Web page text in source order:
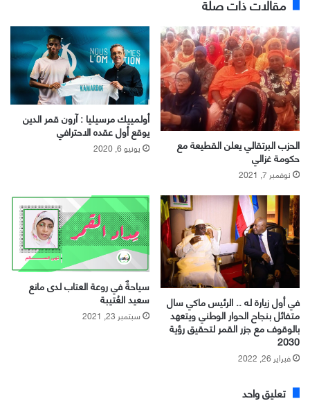
الحزب البرتقالي يعلن القطيعة مع
حكومة غزالي
نوفمبر 7, 2021
أولمييك مرسيليا : آرون قمر الدين
يوقع أول عقده الاحترافي
يونيو 6, 2020
في أول زيارة له .. الرئيس ماكي سال
متفائل بنجاح الحوار الوطني ويتعهد
بالوقوف مع جزر القمر لتحقيق رؤية
2030
فبراير 26, 2022
سياحةٌ في روعة العتاب لدى مانع
سعيد العُتيبة
سبتمبر 23, 2021
تعليق واحد